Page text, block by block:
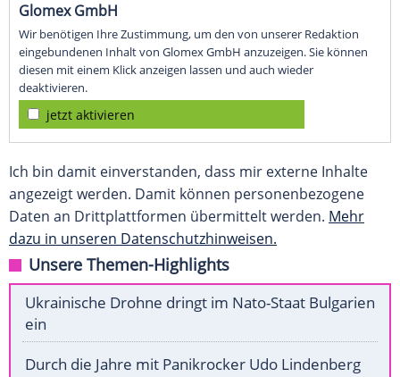
Glomex GmbH
Wir benötigen Ihre Zustimmung, um den von unserer Redaktion
eingebundenen Inhalt von Glomex GmbH anzuzeigen. Sie können
diesen mit einem Klick anzeigen lassen und auch wieder
deaktivieren.
jetzt aktivieren
Ich bin damit einverstanden, dass mir externe Inhalte
angezeigt werden. Damit können personenbezogene
Daten an Drittplattformen übermittelt werden. Mehr
dazu in unseren Datenschutzhinweisen.
Unsere Themen-Highlights
Ukrainische Drohne dringt im Nato-Staat Bulgarien
ein
Durch die Jahre mit Panikrocker Udo Lindenberg